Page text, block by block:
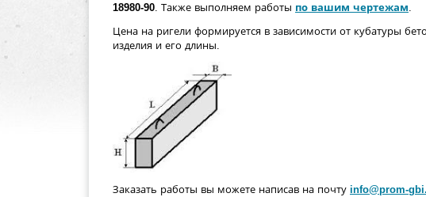
18980-90 . Также выполняем работы по вашим чертежам
Цена на ригели формируется в зависимости от кубатуры
изделия и его длины.
Заказать работы вы можете написав на почту info@prom-